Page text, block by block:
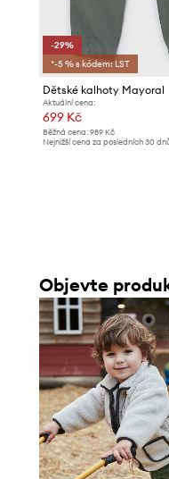
-29%
*-5 % s kódem: LST
Dětské kalhoty Mayoral
Aktuální cena:
699 Kč
Běžná cena: 989 Kč
Nejnižší cena za posledních 30
Objevte